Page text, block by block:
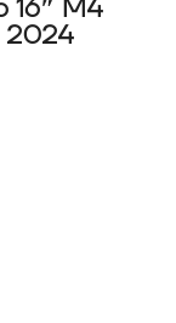
16″ M4
2024